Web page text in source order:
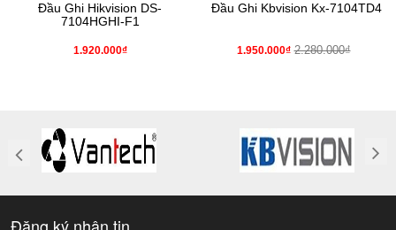
Đầu Ghi Hikvision DS-
7104HGHI-F1
1.920.000₫
Đầu Ghi Kbvision Kx-7104TD4
1.950.000₫ 2.280.000₫